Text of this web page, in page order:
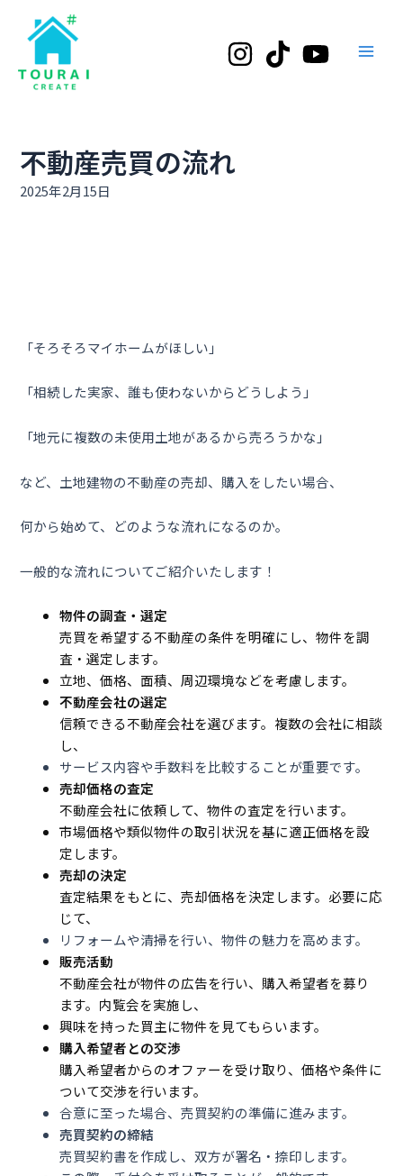
不動産売買の流れ
2025年2月15日
「そろそろマイホームがほしい」
「相続した実家、誰も使わないからどうしよう」
「地元に複数の未使用土地があるから売ろうかな」
など、土地建物の不動産の売却、購入をしたい場合、
何から始めて、どのような流れになるのか。
一般的な流れについてご紹介いたします！
物件の調査・選定
売買を希望する不動産の条件を明確にし、物件を調
査・選定します。
立地、価格、面積、周辺環境などを考慮します。
不動産会社の選定
信頼できる不動産会社を選びます。複数の会社に相談
し、
サービス内容や手数料を比較することが重要です。
売却価格の査定
不動産会社に依頼して、物件の査定を行います。
市場価格や類似物件の取引状況を基に適正価格を設
定します。
売却の決定
査定結果をもとに、売却価格を決定します。必要に応
じて、
リフォームや清掃を行い、物件の魅力を高めます。
販売活動
不動産会社が物件の広告を行い、購入希望者を募り
ます。内覧会を実施し、
興味を持った買主に物件を見てもらいます。
購入希望者との交渉
購入希望者からのオファーを受け取り、価格や条件に
ついて交渉を行います。
合意に至った場合、売買契約の準備に進みます。
売買契約の締結
売買契約書を作成し、双方が署名・捺印します。